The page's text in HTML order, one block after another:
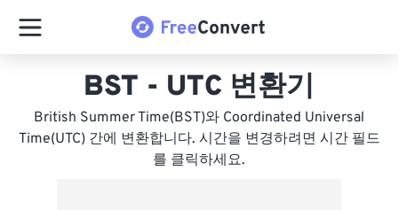
BST - UTC 변환기
British Summer Time(BST)와 Coordinated Universal
Time(UTC) 간에 변환합니다. 시간을 변경하려면 시간 필드
를 클릭하세요.